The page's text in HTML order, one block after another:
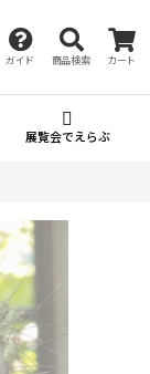
ガイド 商品検索 カート
展覧会でえらぶ